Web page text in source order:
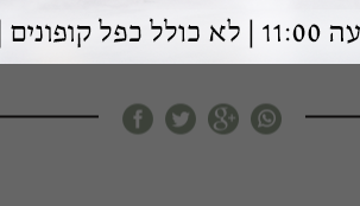
03/03/2020